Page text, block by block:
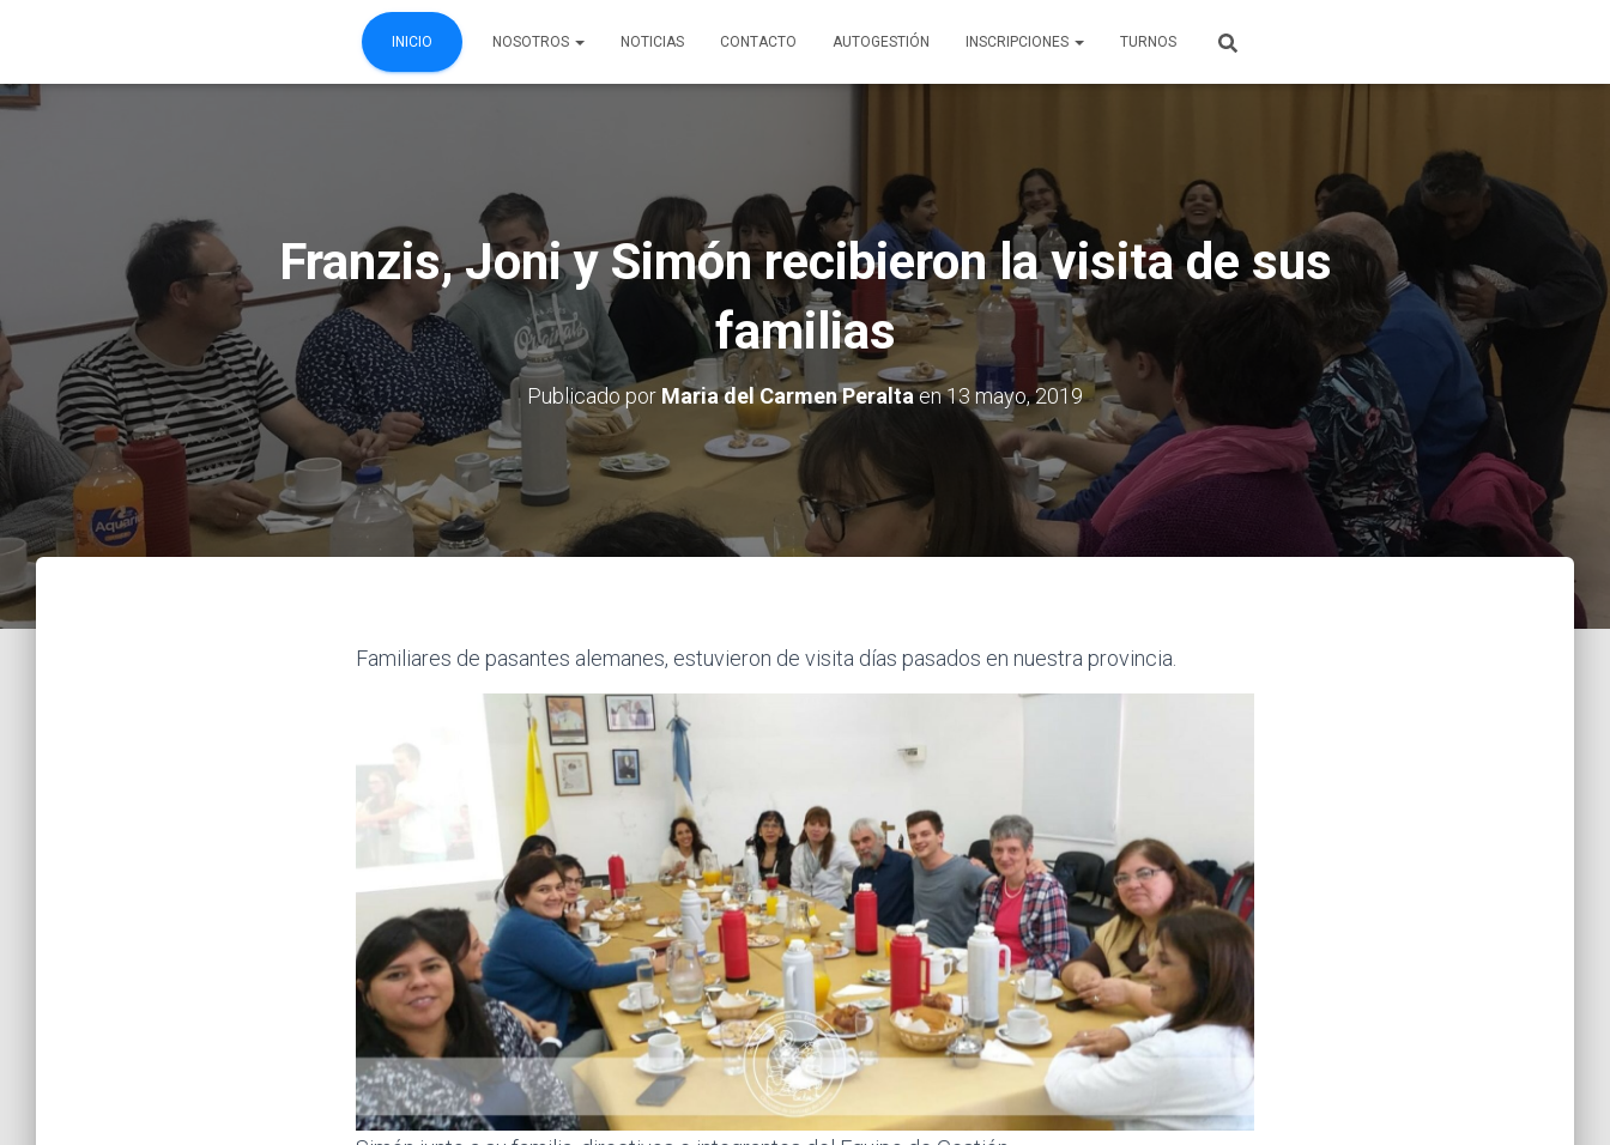
INICIO NOSOTROS NOTICIAS CONTACTO AUTOGESTIÓN INSCRIPCIONES TURNOS
Franzis, Joni y Simón recibieron la visita de sus
familias
Publicado por Maria del Carmen Peraltaen13 mayo, 2019
Familiares de pasantes alemanes, estuvieron de visita días pasados en nuestra provincia.